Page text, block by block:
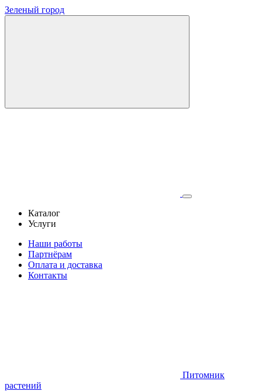
Зеленый город
Каталог
Услуги
Наши работы
Партнёрам
Оплата и доставка
Контакты
Питомник
растений